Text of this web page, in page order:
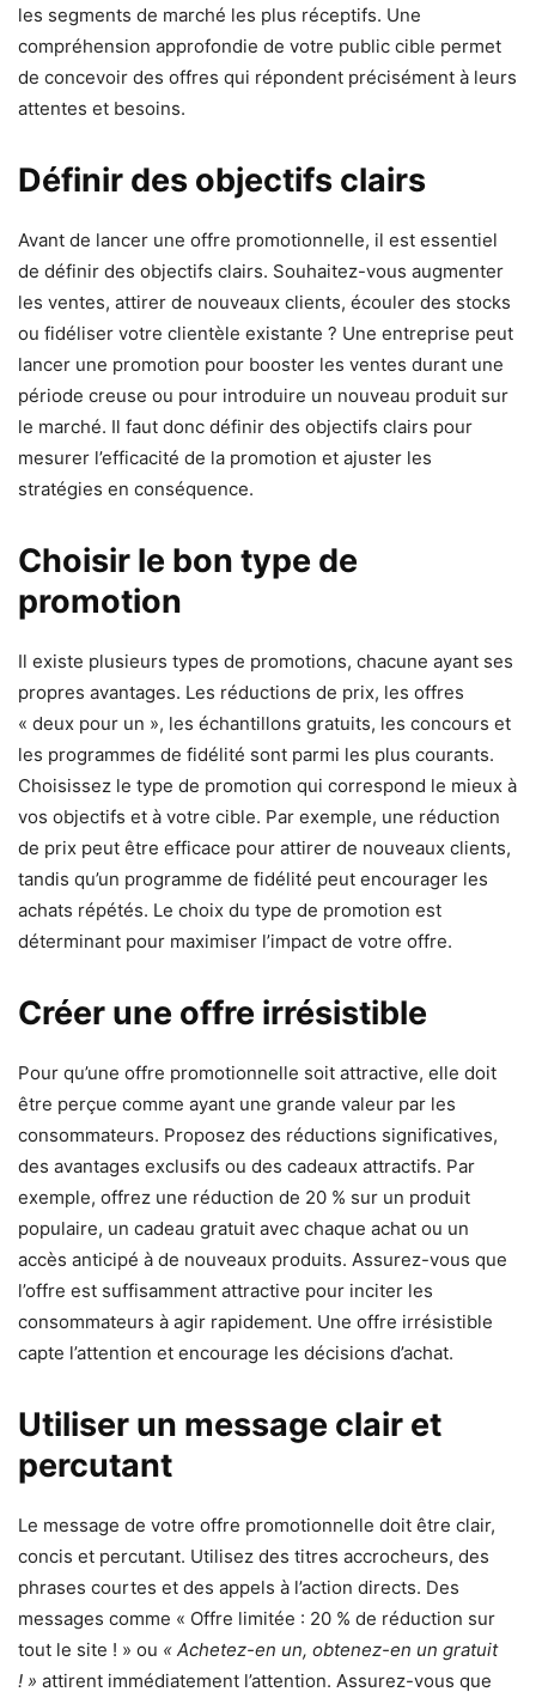
les segments de marché les plus réceptifs. Une
compréhension approfondie de votre public cible permet
de concevoir des offres qui répondent précisément à leurs
attentes et besoins.
Définir des objectifs clairs
Avant de lancer une offre promotionnelle, il est essentiel
de définir des objectifs clairs. Souhaitez-vous augmenter
les ventes, attirer de nouveaux clients, écouler des stocks
ou fidéliser votre clientèle existante ? Une entreprise peut
lancer une promotion pour booster les ventes durant une
période creuse ou pour introduire un nouveau produit sur
le marché. Il faut donc définir des objectifs clairs pour
mesurer l’efficacité de la promotion et ajuster les
stratégies en conséquence.
Choisir le bon type de
promotion
Il existe plusieurs types de promotions, chacune ayant ses
propres avantages. Les réductions de prix, les offres
« deux pour un », les échantillons gratuits, les concours et
les programmes de fidélité sont parmi les plus courants.
Choisissez le type de promotion qui correspond le mieux à
vos objectifs et à votre cible. Par exemple, une réduction
de prix peut être efficace pour attirer de nouveaux clients,
tandis qu’un programme de fidélité peut encourager les
achats répétés. Le choix du type de promotion est
déterminant pour maximiser l’impact de votre offre.
Créer une offre irrésistible
Pour qu’une offre promotionnelle soit attractive, elle doit
être perçue comme ayant une grande valeur par les
consommateurs. Proposez des réductions significatives,
des avantages exclusifs ou des cadeaux attractifs. Par
exemple, offrez une réduction de 20 % sur un produit
populaire, un cadeau gratuit avec chaque achat ou un
accès anticipé à de nouveaux produits. Assurez-vous que
l’offre est suffisamment attractive pour inciter les
consommateurs à agir rapidement. Une offre irrésistible
capte l’attention et encourage les décisions d’achat.
Utiliser un message clair et
percutant
Le message de votre offre promotionnelle doit être clair,
concis et percutant. Utilisez des titres accrocheurs, des
phrases courtes et des appels à l’action directs. Des
messages comme « Offre limitée : 20 % de réduction sur
tout le site ! » ou « Achetez-en un, obtenez-en un gratuit
! » attirent immédiatement l’attention. Assurez-vous que